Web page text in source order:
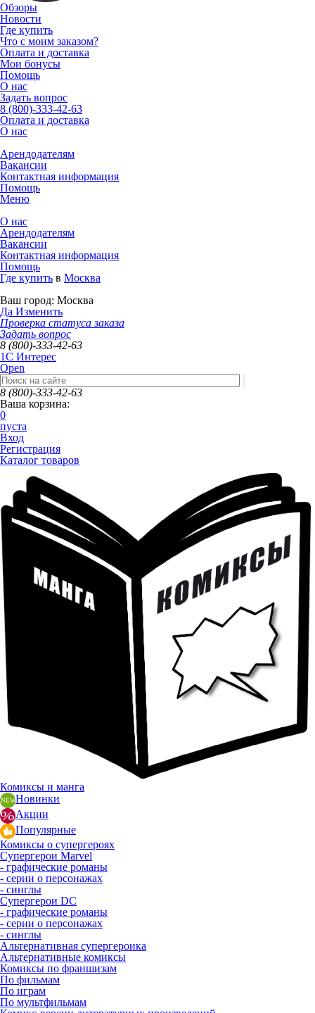
Обзоры
Новости
Где купить
Что с моим заказом?
Оплата и доставка
Мои бонусы
Помощь
О нас
Задать вопрос
8 (800)-333-42-63
Оплата и доставка
О нас
Арендодателям
Вакансии
Контактная информация
Помощь
Меню
О нас
Арендодателям
Вакансии
Контактная информация
Помощь
Где купить в Москва
Ваш город: Москва
Да Изменить
Проверка статуса заказа
Задать вопрос
8 (800)-333-42-63
1C Интерес
Open
8 (800)-333-42-63
Ваша корзина:
0
пуста
Вход
Регистрация
Каталог товаров
Комиксы и манга
Новинки
Акции
Популярные
Комиксы о супергероях
Супергерои Marvel
- графические романы
- серии о персонажах
- синглы
Супергерои DC
- графические романы
- серии о персонажах
- синглы
Альтернативная супергероика
Альтернативные комиксы
Комиксы по франшизам
По фильмам
По играм
По мультфильмам